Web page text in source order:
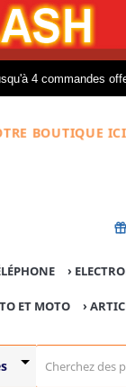
4 commandes
BOUTIQUE ICI
›
ET MOTO ›